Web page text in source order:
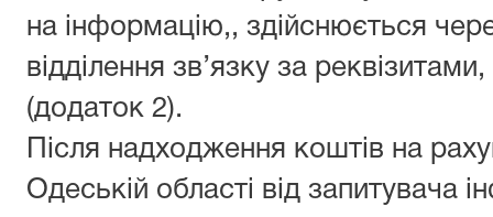
на інформацію,, здійснюється
відділення зв’язку за
(додаток 2).
Після надходження коштів на
Одеській області від запитувача